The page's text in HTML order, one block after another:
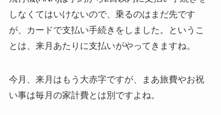
しなくてはいけないので、乗るのはまだ先です
が、カードで支払い手続きをしました。というこ
とは、来月あたりに支払いがやってきますね。
今月、来月はもう大赤字ですが、まあ旅費やお祝
い事は毎月の家計費とは別ですよね。